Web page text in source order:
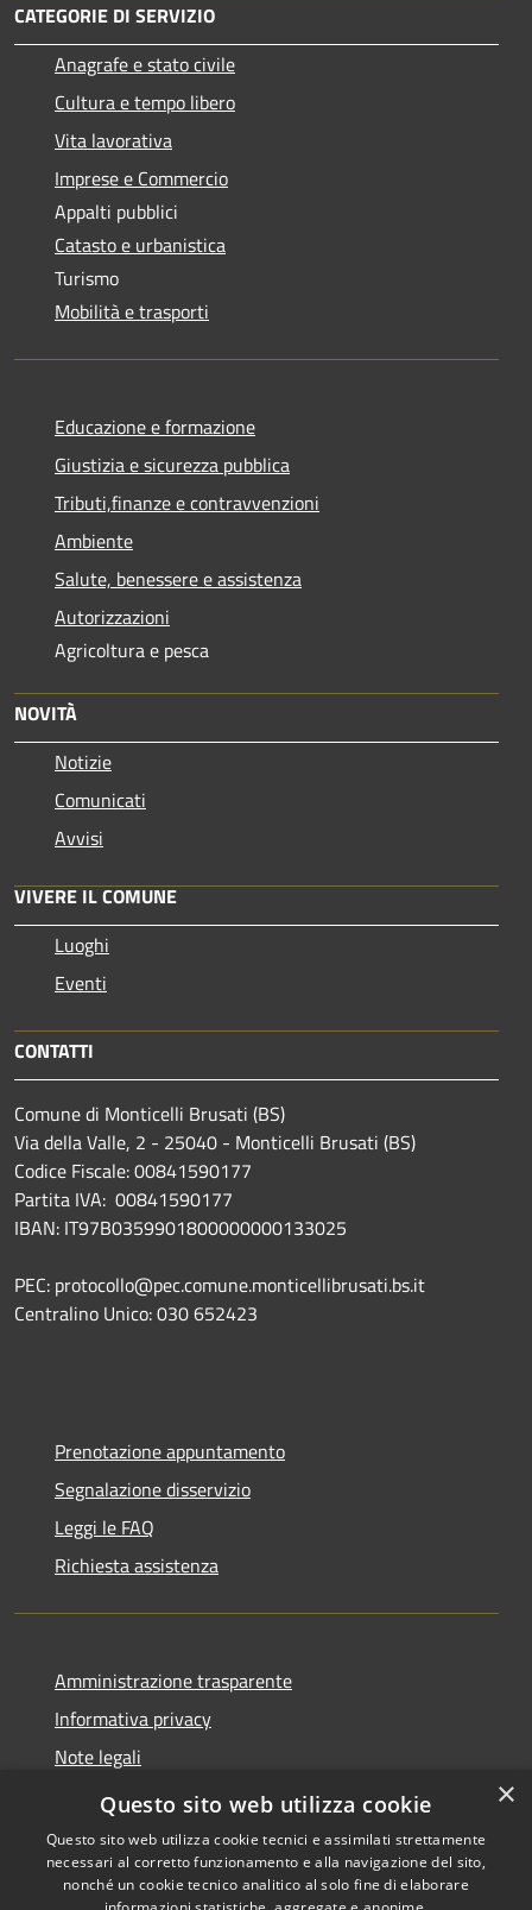
CATEGORIE DI SERVIZIO
Anagrafe e stato civile
Cultura e tempo libero
Vita lavorativa
Imprese e Commercio
Appalti pubblici
Catasto e urbanistica
Turismo
Mobilità e trasporti
Educazione e formazione
Giustizia e sicurezza pubblica
Tributi,finanze e contravvenzioni
Ambiente
Salute, benessere e assistenza
Autorizzazioni
Agricoltura e pesca
NOVITÀ
Notizie
Comunicati
Avvisi
VIVERE IL COMUNE
Luoghi
Eventi
CONTATTI
Comune di Monticelli Brusati (BS)
Via della Valle, 2 - 25040 - Monticelli Brusati (BS)
Codice Fiscale: 00841590177
Partita IVA: 00841590177
IBAN: IT97B0359901800000000133025
PEC: protocollo@pec.comune.monticellibrusati.bs.it
Centralino Unico: 030 652423
Prenotazione appuntamento
Segnalazione disservizio
Leggi le FAQ
Richiesta assistenza
Amministrazione trasparente
Informativa privacy
Note legali
Dichiarazione di accessibilità
×
Questo sito web utilizza cookie
Questo sito web utilizza cookie tecnici e assimilati strettamente
necessari al corretto funzionamento e alla navigazione del sito,
nonché un cookie tecnico analitico al solo fine di elaborare